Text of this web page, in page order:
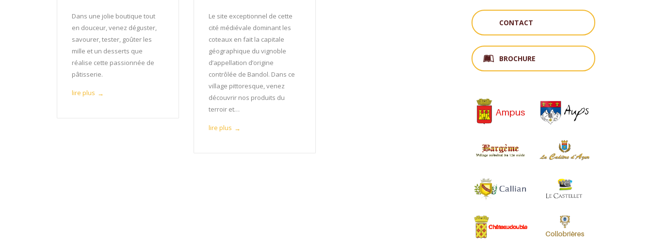
Dans une jolie boutique tout
en douceur, venez déguster,
savourer, tester, goûter les
mille et un desserts que
réalise cette passionnée de
pâtisserie.
lire plus →
Le site exceptionnel de cette
cité médiévale dominant les
coteaux en fait la capitale
géographique du vignoble
d’appellation d’origine
contrôlée de Bandol. Dans ce
village pittoresque, venez
découvrir nos produits du
terroir et…
lire plus →
CONTACT
BROCHURE